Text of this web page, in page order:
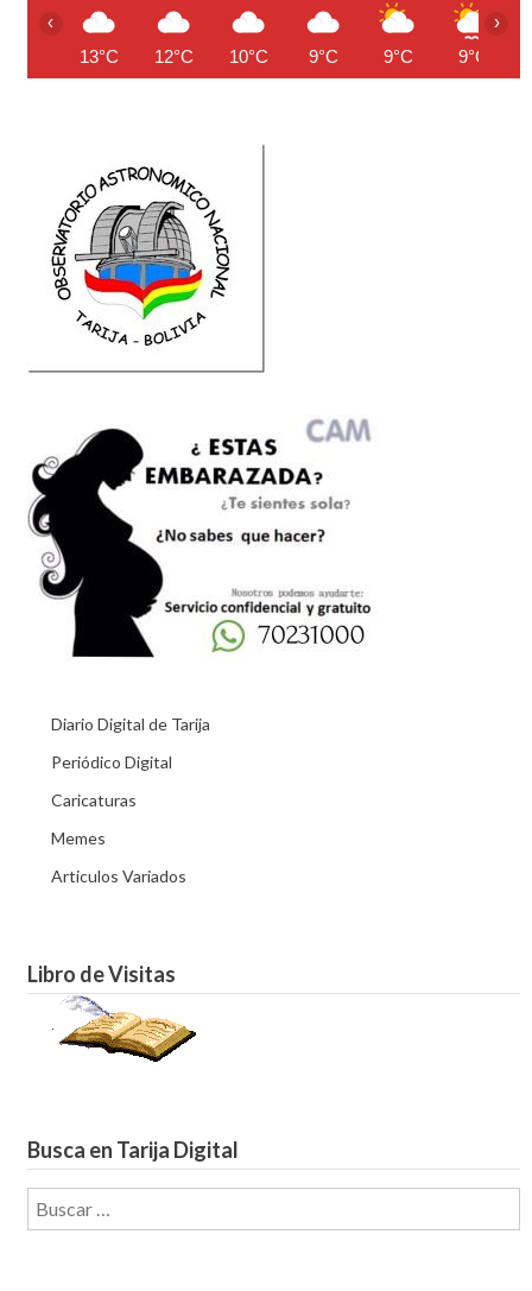
13°C 12°C 10°C 9°C 9°C 9°C
‹ ›
Diario Digital de Tarija
Periódico Digital
Caricaturas
Memes
Articulos Variados
Libro de Visitas
Busca en Tarija Digital
Buscar: